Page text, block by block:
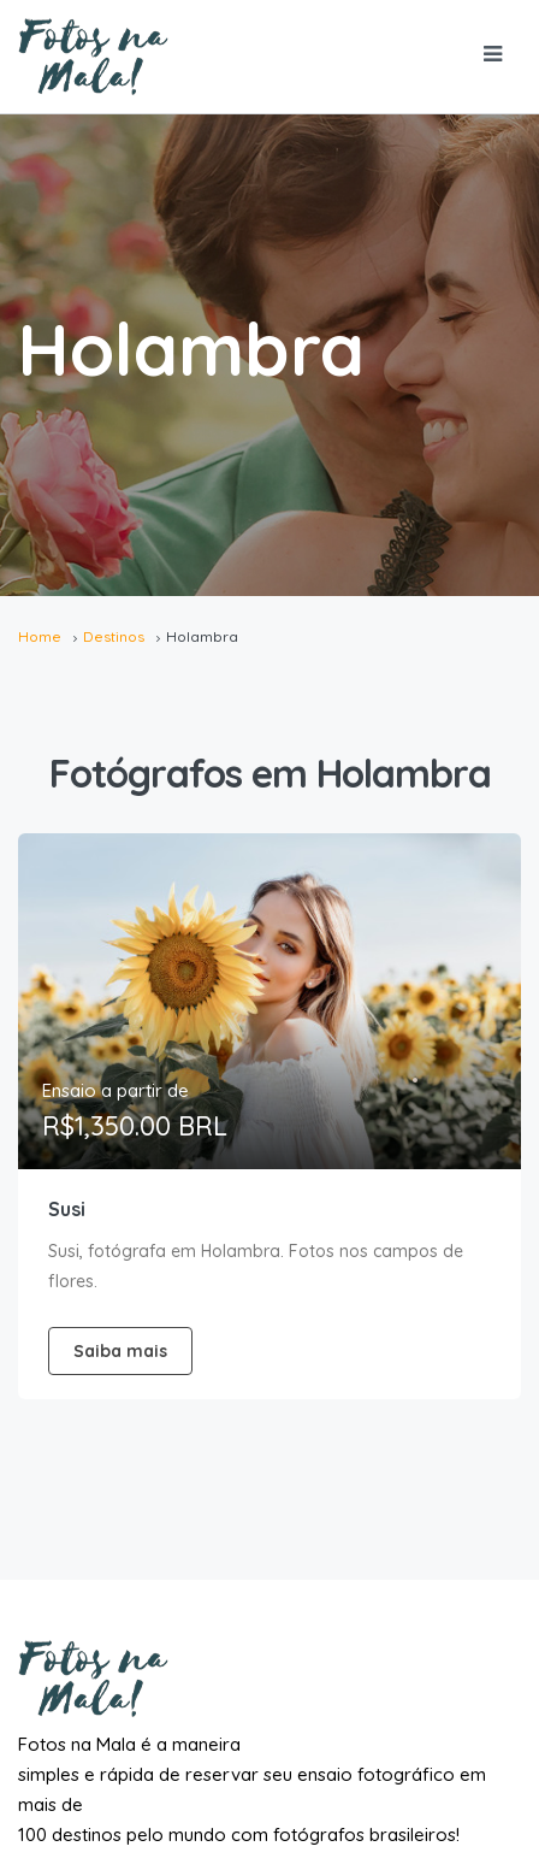
Holambra
Home Destinos Holambra
Fotógrafos em Holambra
Ensaio a partir de
R$1,350.00 BRL
Susi
Susi, fotógrafa em Holambra. Fotos nos campos de
flores.
Saiba mais
Fotos na Mala é a maneira
simples e rápida de reservar seu ensaio fotográfico em
mais de
100 destinos pelo mundo com fotógrafos brasileiros!